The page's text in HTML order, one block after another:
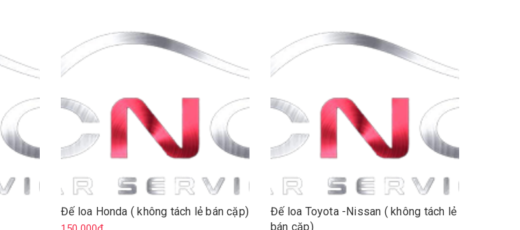
Đế loa Honda ( không tách lẻ bán cặp)
Đế loa Toyota -Nissan ( không tách lẻ
bán cặp)